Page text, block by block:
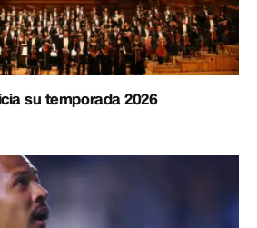
su temporada 2026